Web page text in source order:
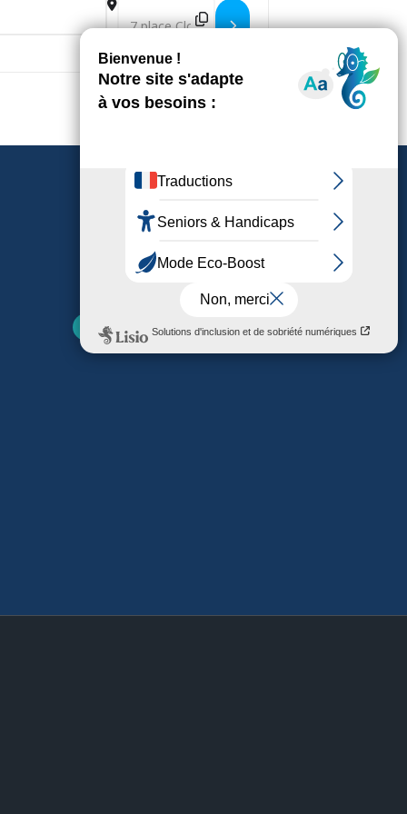
Destination Address - Projection
Nos parutions